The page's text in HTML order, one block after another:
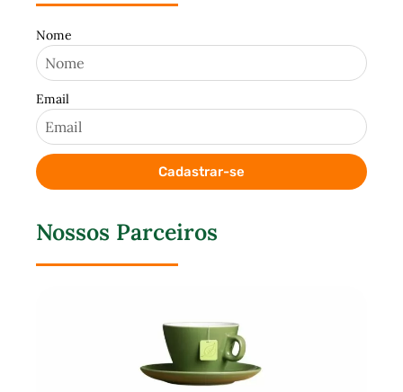
Nome
Email
Cadastrar-se
Nossos Parceiros